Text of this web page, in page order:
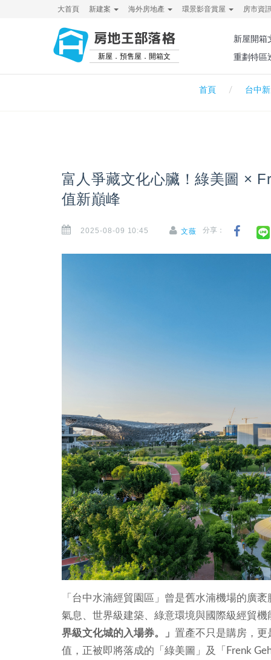
大首頁 新建案 海外房地產 環景影音賞屋 房市資
房地王部落格
新屋．預售屋．開箱文
新屋開箱
重劃特區
首頁 台中
富人爭藏文化心臟！綠美圖 ×
值新巔峰
2025-08-09 10:45 文薇 分享：
「台中水湳經貿園區」曾是舊水湳機場的廣
氣息、世界級建築、綠意環境與國際級經貿
界級文化城的入場券。」 置產不只是購房，
值，正被即將落成的「綠美圖」及「Frenk